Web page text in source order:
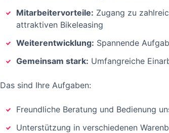
Mitarbeitervorteile: Zugang zu
attraktiven Bikeleasing
Weiterentwicklung: Spannende
Gemeinsam stark: Umfangreiche
Das sind Ihre Aufgaben:
Freundliche Beratung und Bedienung
Unterstützung in verschiedenen